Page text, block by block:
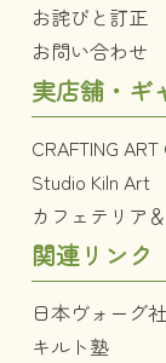
お詫びと訂正
お問い合わせ
実店舗・ギ
CRAFTING
Studio Kiln Art
カフェテリア
関連リンク
日本ヴォーグ
キルト塾